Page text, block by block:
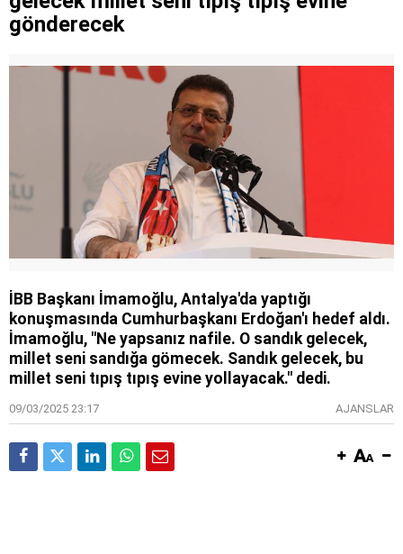
gönderecek
İBB Başkanı İmamoğlu, Antalya'da yaptığı
konuşmasında Cumhurbaşkanı Erdoğan'ı hedef aldı.
İmamoğlu, "Ne yapsanız nafile. O sandık gelecek,
millet seni sandığa gömecek. Sandık gelecek, bu
millet seni tıpış tıpış evine yollayacak." dedi.
09/03/2025 23:17 AJANSLAR